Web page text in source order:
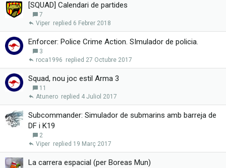
[SQUAD] Calendari de partides
7
6 Febrer 2018
Viper
Enforcer: Police Crime Action. SImulador de policia.
3
27 Octubre 2017
roca1996
Squad, nou joc estil Arma 3
11
4 Juliol 2017
Atunero
Subcommander: Simulador de submarins amb barreja de
DF i K19
2
19 Març 2017
Viper
La carrera espacial (per Boreas Mun)